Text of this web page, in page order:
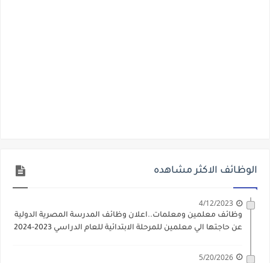
الوظائف الاكثر مشاهده
4/12/2023
وظائف معلمين ومعلمات..اعلان وظائف المدرسة المصرية الدولية
عن حاجتها الي معلمين للمرحلة الابتدائية للعام الدراسي 2023-2024
5/20/2026